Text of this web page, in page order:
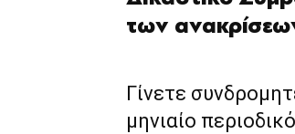
των
Γίνετε
μηνιαίο